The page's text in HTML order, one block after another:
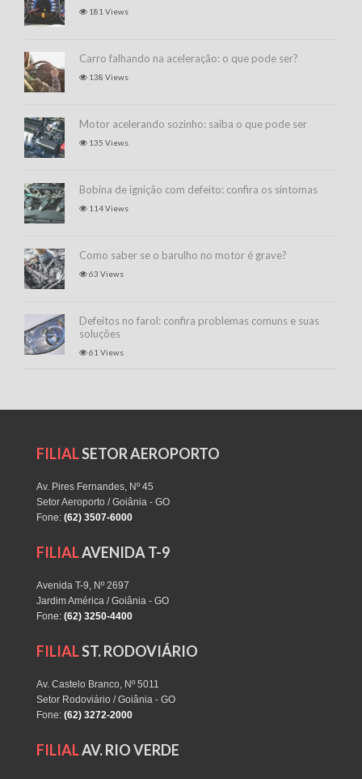
181 Views
Carro falhando na aceleração: o que pode ser?
138 Views
Motor acelerando sozinho: saiba o que pode ser
135 Views
Bobina de ignição com defeito: confira os sintomas
114 Views
Como saber se o barulho no motor é grave?
63 Views
Defeitos no farol: confira problemas comuns e suas
soluções
61 Views
FILIALSETOR AEROPORTO
Av. Pires Fernandes, Nº 45
Setor Aeroporto / Goiânia - GO
Fone: (62) 3507-6000
FILIALAVENIDA T-9
Avenida T-9, Nº 2697
Jardim América / Goiânia - GO
Fone: (62) 3250-4400
FILIALST. RODOVIÁRIO
Av. Castelo Branco, Nº 5011
Setor Rodoviário / Goiânia - GO
Fone: (62) 3272-2000
FILIALAV. RIO VERDE